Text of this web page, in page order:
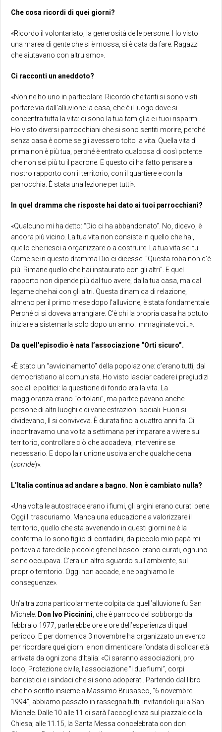
Che cosa ricordi di quei giorni?
«Ricordo il volontariato, la generosità delle persone. Ho visto
una marea di gente che si è mossa, si è data da fare. Ragazzi
che aiutavano con altruismo».
Ci racconti un aneddoto?
«Non ne ho uno in particolare. Ricordo che tanti si sono visti
portare via dall’alluvione la casa, che è il luogo dove si
concentra tutta la vita: ci sono la tua famiglia e i tuoi risparmi.
Ho visto diversi parrocchiani che si sono sentiti morire, perché
senza casa è come se gli avessero tolto la vita. Quella vita di
prima non è più tua, perché è entrato qualcosa di così potente
che non sei più tu il padrone. E questo ci ha fatto pensare al
nostro rapporto con il territorio, con il quartiere e con la
parrocchia. È stata una lezione per tutti».
In quel dramma che risposte hai dato ai tuoi parrocchiani?
«Qualcuno mi ha detto: “Dio ci ha abbandonato”. No, dicevo, è
ancora più vicino. La tua vita non consiste in quello che hai,
quello che riesci a organizzare o a costruire. La tua vita sei tu.
Come se in questo dramma Dio ci dicesse: “Questa roba non c’è
più. Rimane quello che hai instaurato con gli altri”. E quel
rapporto non dipende più dal tuo avere, dalla tua casa, ma dal
legame che hai con gli altri. Questa dinamica di relazione,
almeno per il primo mese dopo l’alluvione, è stata fondamentale.
Perché ci si doveva arrangiare. C’è chi la propria casa ha potuto
iniziare a sistemarla solo dopo un anno. Immaginate voi…».
Da quell’episodio è nata l’associazione “Orti sicuro”.
«È stato un “avvicinamento” della popolazione: c’erano tutti, dal
democristiano al comunista. Ho visto lasciar cadere i pregiudizi
sociali e politici: la questione di fondo era la vita. La
maggioranza erano “ortolani”, ma partecipavano anche
persone di altri luoghi e di varie estrazioni sociali. Fuori si
dividevano, lì si conviveva. È durata fino a quattro anni fa. Ci
incontravamo una volta a settimana per imparare a vivere sul
territorio, controllare ciò che accadeva, intervenire se
necessario. E dopo la riunione usciva anche qualche cena
(sorride)».
L’Italia continua ad andare a bagno. Non è cambiato nulla?
«Una volta le autostrade erano i fiumi, gli argini erano curati bene.
Oggi li trascuriamo. Manca una educazione a valorizzare il
territorio, quello che sta avvenendo in questi giorni ne è la
conferma. Io sono figlio di contadini, da piccolo mio papà mi
portava a fare delle piccole gite nel bosco: erano curati, ognuno
se ne occupava. C’era un altro sguardo sull’ambiente, sul
proprio territorio. Oggi non accade, e ne paghiamo le
conseguenze».
Un’altra zona particolarmente colpita da quell’alluvione fu San
Michele. Don Ivo Piccinini , che è parroco del sobborgo dal
febbraio 1977, parlerebbe ore e ore dell’esperienza di quel
periodo. E per domenica 3 novembre ha organizzato un evento
per ricordare quei giorni e non dimenticare l’ondata di solidarietà
arrivata da ogni zona d’Italia: «Ci saranno associazioni, pro
loco, Protezione civile, l’associazione “I due fiumi”, corpi
bandistici e i sindaci che si sono adoperati. Partendo dal libro
che ho scritto insieme a Massimo Brusasco, “6 novembre
1994”, abbiamo passato in rassegna tutti, invitandoli qui a San
Michele. Dalle 10 alle 11 ci sarà l’accoglienza sul piazzale della
Chiesa; alle 11.15, la Santa Messa concelebrata con don